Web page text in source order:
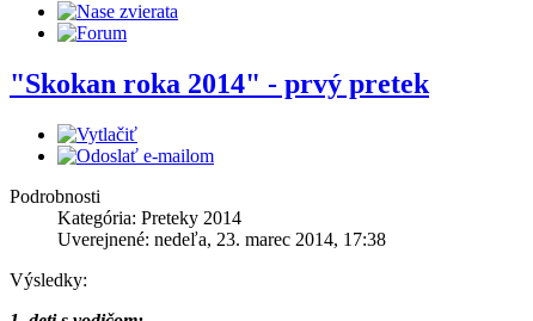
"Skokan roka 2014" - prvý pretek
Podrobnosti
Kategória: Preteky 2014
Uverejnené: nedeľa, 23. marec 2014, 17:38
Výsledky: